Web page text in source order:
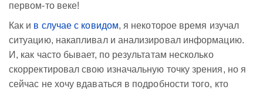
первом-то веке!
Как и в случае с ковидом, я некоторое время изучал
ситуацию, накапливал и анализировал информацию.
И, как часто бывает, по результатам несколько
скорректировал свою изначальную точку зрения, но я
сейчас не хочу вдаваться в подробности того, кто